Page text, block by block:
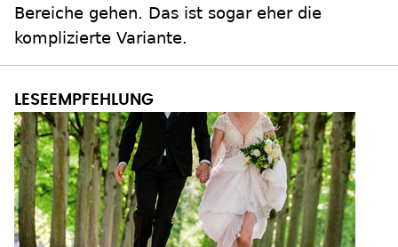
Bereiche gehen. Das ist sogar eher die
komplizierte Variante.